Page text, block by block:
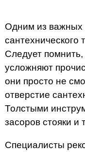
Одним из важных
сантехнического
Следует
усложняют
они просто не
отверстие
Толстыми
засоров стояки
Специалисты